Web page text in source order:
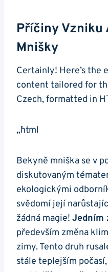
Příčiny ​vzniku‍
Mnišky
Certainly! Here’s⁢ the
content tailored for
Czech, formatted in⁣
„`html
Bekyně mniška se v
diskutovaným
ekologickými
svědomí ⁣její
žádná magie! Jedním
především změna
zimy. Tento druh⁢
⁤stále teplejším